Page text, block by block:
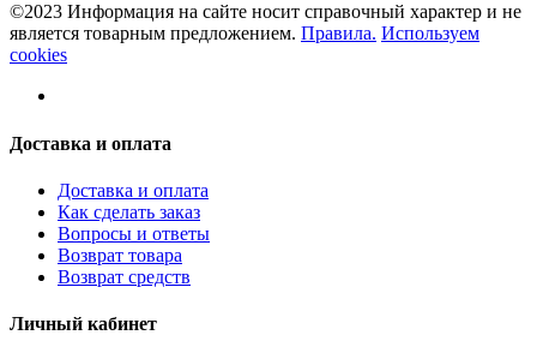
©2023 Информация на сайте носит справочный характер и не
является товарным предложением. Правила. Используем
cookies
Доставка и оплата
Доставка и оплата
Как сделать заказ
Вопросы и ответы
Возврат товара
Возврат средств
Личный кабинет